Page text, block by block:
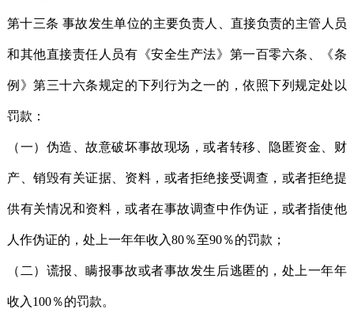
第十三条 事故发生单位的主要负责人、直接负责的主管人员
和其他直接责任人员有《安全生产法》第一百零六条、《条
例》第三十六条规定的下列行为之一的，依照下列规定处以
罚款：
（一）伪造、故意破坏事故现场，或者转移、隐匿资金、财
产、销毁有关证据、资料，或者拒绝接受调查，或者拒绝提
供有关情况和资料，或者在事故调查中作伪证，或者指使他
人作伪证的，处上一年年收入80％至90％的罚款；
（二）谎报、瞒报事故或者事故发生后逃匿的，处上一年年
收入100％的罚款。